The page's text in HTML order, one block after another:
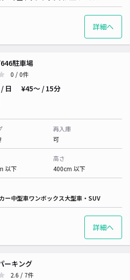
詳細へ
駐車場
0 / 0件
/ 日 ¥45〜 / 15分
再入庫
可
以下
高さ
400cm 以下
ー中型車ワンボックス大型車・SUV
詳細へ
ーキング
2.6 / 7件